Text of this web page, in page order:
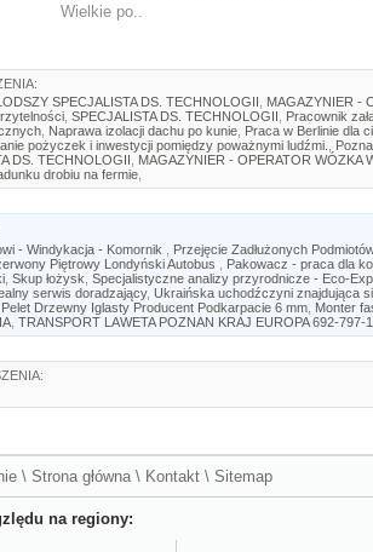
Wielkie po..
SPECJALISTA DS. TECHNOLOGII MAGAZYNIER -
SPECJALISTA DS. TECHNOLOGII Pracownik
Naprawa izolacji dachu po kunie Praca w Berlinie dla
pożyczek i inwestycji pomiędzy poważnymi ludźmi.
DS. TECHNOLOGII MAGAZYNIER - OPERATOR WÓZKA
drobiu na fermie
- Windykacja - Komornik Przejęcie Zadłużonych Podmiotów
Piętrowy Londyński Autobus Pakowacz - praca dla
Skup łożysk Specjalistyczne analizy przyrodnicze - Eco-
serwis doradzający, Ukraińska uchodźczyni znajdująca
Pelet Drzewny Iglasty Producent Podkarpacie 6 mm Monter
TRANSPORT LAWETA POZNAN KRAJ EUROPA 692-797-
\ Strona główna \ Kontakt \ Sitemap
na regiony: